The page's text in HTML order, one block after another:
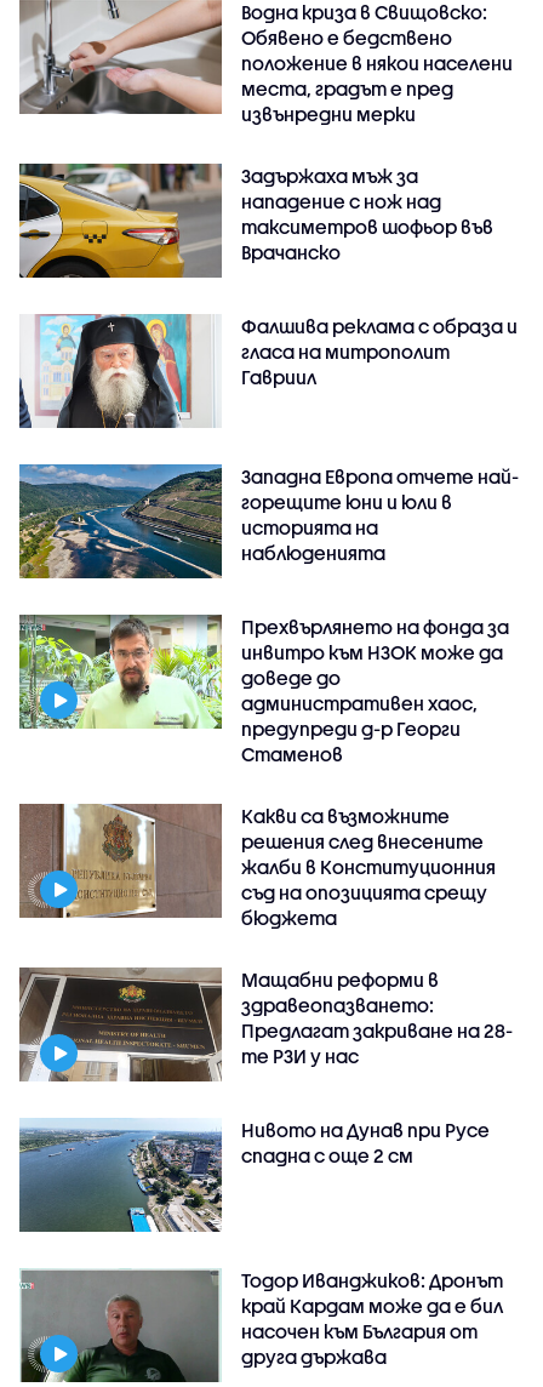
Водна криза в Свищовско:
Обявено е бедствено
положение в някои населени
места, градът е пред
извънредни мерки
Задържаха мъж за
нападение с нож над
таксиметров шофьор във
Врачанско
Фалшива реклама с образа и
гласа на митрополит
Гавриил
Западна Европа отчете най-
горещите юни и юли в
историята на
наблюденията
Прехвърлянето на фонда за
инвитро към НЗОК може да
доведе до
административен хаос,
предупреди д-р Георги
Стаменов
Какви са възможните
решения след внесените
жалби в Конституционния
съд на опозицията срещу
бюджета
Мащабни реформи в
здравеопазването:
Предлагат закриване на 28-
те РЗИ у нас
Нивото на Дунав при Русе
спадна с още 2 см
Тодор Иванджиков: Дронът
край Кардам може да е бил
насочен към България от
друга държава